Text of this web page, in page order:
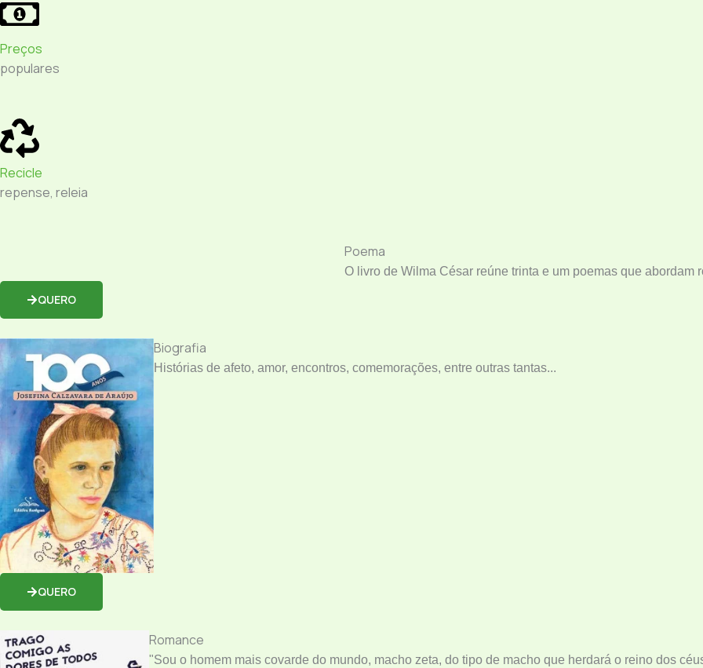
Preços
populares
Recicle
repense, releia
Poema
O livro de Wilma César reúne trinta e um poemas que
QUERO
Biografia
Histórias de afeto, amor, encontros, comemorações, entre outras tantas...
QUERO
Romance
"Sou o homem mais covarde do mundo, macho zeta, do tipo de macho que herdará o reino dos